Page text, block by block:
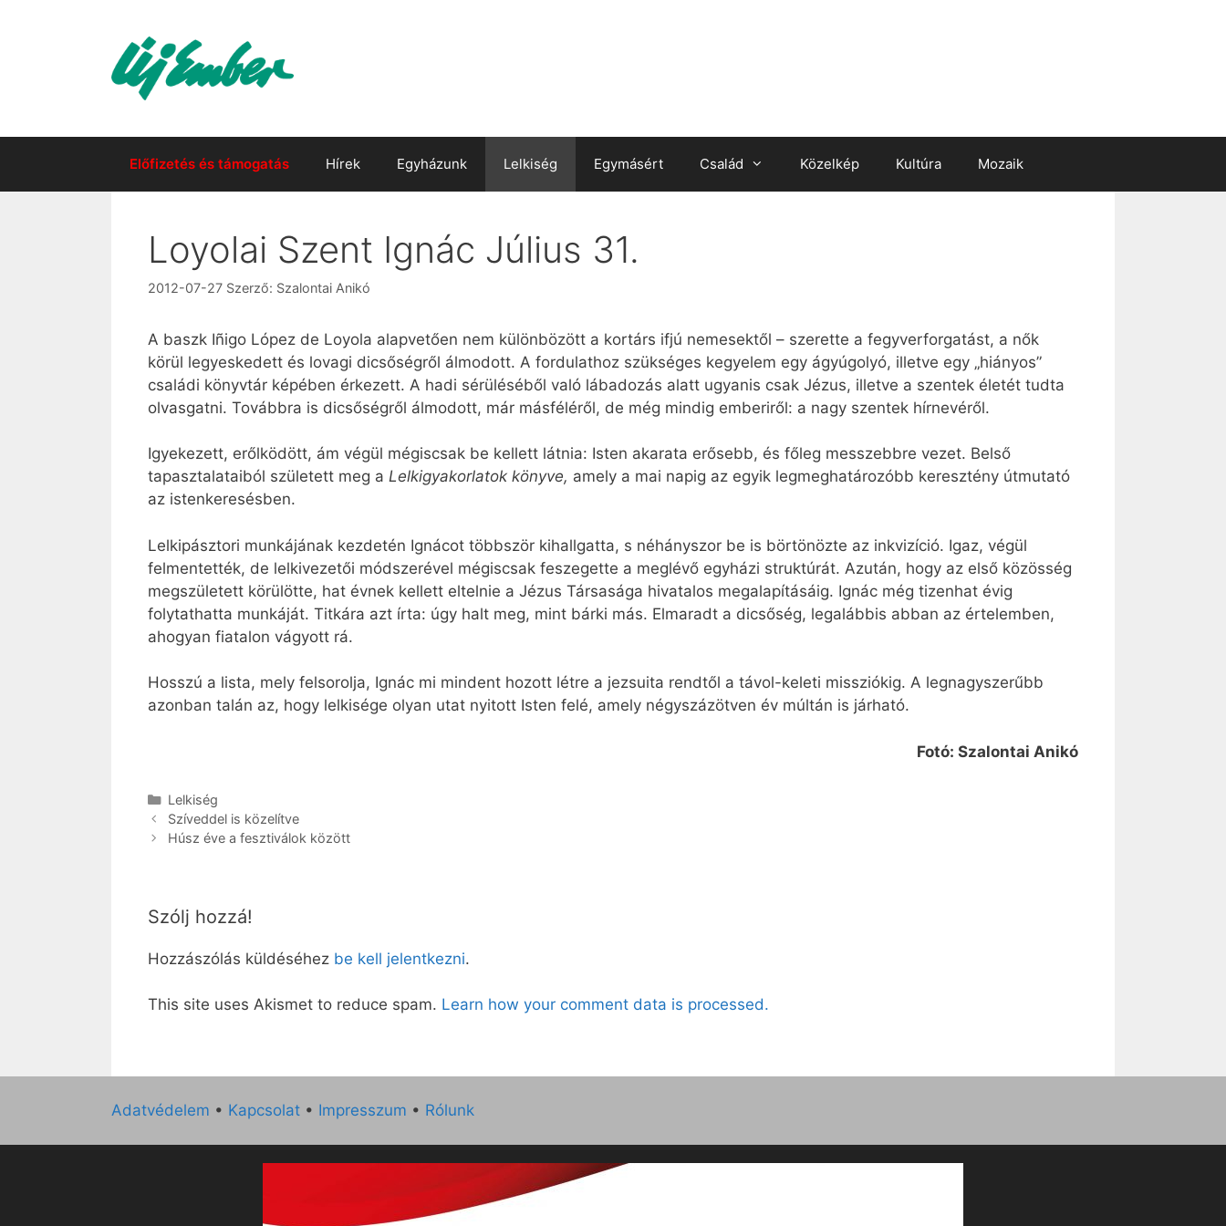
Előfizetés és támogatás Hírek Egyházunk Lelkiség Egymásért Család Közelkép Kultúra Mozaik
Loyolai Szent Ignác Július 31.
2012-07-27 Szerző: Szalontai Anikó
A baszk Iñigo López de Loyola alapvetően nem különbözött a kortárs ifjú nemesektől – szerette a fegyverforgatást, a nők
körül legyeskedett és lovagi dicsőségről álmodott. A fordulathoz szükséges kegyelem egy ágyúgolyó, illetve egy „hiányos”
családi könyvtár képében érkezett. A hadi sérüléséből való lábadozás alatt ugyanis csak Jézus, illetve a szentek életét tudta
olvasgatni. Továbbra is dicsőségről álmodott, már másféléről, de még mindig emberiről: a nagy szentek hírnevéről.
Igyekezett, erőlködött, ám végül mégiscsak be kellett látnia: Isten akarata erősebb, és főleg messzebbre vezet. Belső
tapasztalataiból született meg a Lelkigyakorlatok könyve, amely a mai napig az egyik legmeghatározóbb keresztény útmutató
az istenkeresésben.
Lelkipásztori munkájának kezdetén Ignácot többször kihallgatta, s néhányszor be is börtönözte az inkvizíció. Igaz, végül
felmentették, de lelkivezetői módszerével mégiscsak feszegette a meglévő egyházi struktúrát. Azután, hogy az első közösség
megszületett körülötte, hat évnek kellett eltelnie a Jézus Társasága hivatalos megalapításáig. Ignác még tizenhat évig
folytathatta munkáját. Titkára azt írta: úgy halt meg, mint bárki más. Elmaradt a dicsőség, legalábbis abban az értelemben,
ahogyan fiatalon vágyott rá.
Hosszú a lista, mely felsorolja, Ignác mi mindent hozott létre a jezsuita rendtől a távol-keleti missziókig. A legnagyszerűbb
azonban talán az, hogy lelkisége olyan utat nyitott Isten felé, amely négyszázötven év múltán is járható.
Fotó: Szalontai Anikó
Kategória
Lelkiség
Szíveddel is közelítve
Húsz éve a fesztiválok között
Szólj hozzá!
Hozzászólás küldéséhez be kell jelentkezni.
This site uses Akismet to reduce spam. Learn how your comment data is processed.
Adatvédelem • Kapcsolat • Impresszum • Rólunk